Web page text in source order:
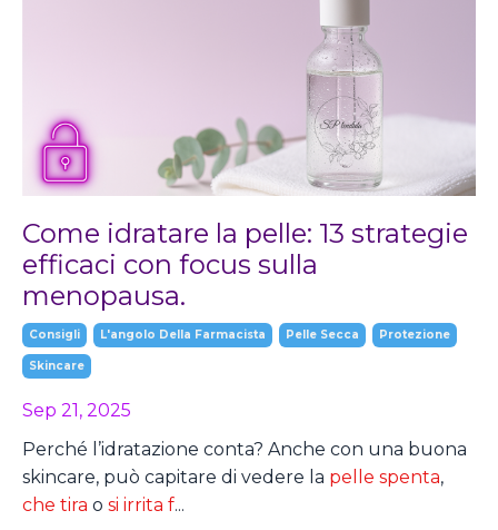
Come idratare la pelle: 13 strategie
efficaci con focus sulla
menopausa.
Consigli L'angolo Della Farmacista Pelle Secca Protezione
Skincare
Sep 21, 2025
Perché l’idratazione conta? Anche con una buona
skincare, può capitare di vedere la pelle spenta,
che tira o si irrita f...